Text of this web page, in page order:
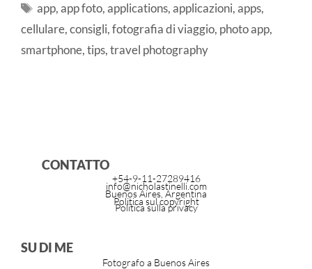
app,app foto,applications,applicazioni,apps,
cellulare,consigli,fotografia di viaggio, photo app,
smartphone,tips,travel photography
SU DI ME
Fotografo a Buenos Aires
CONTATTO
+54-9-11-27289416
info@nicholastinelli.com
Buenos Aires, Argentina
Politica sul copyright
Politica sulla privacy